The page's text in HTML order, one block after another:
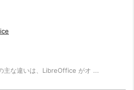
な違いは、LibreOffice がオ ...